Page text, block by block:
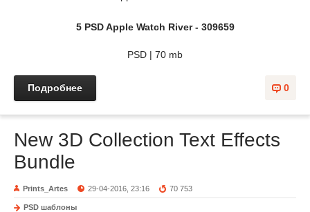
5 PSD Apple Watch River - 309659
PSD | 70 mb
0
Подробнее
New 3D Collection Text Effects
Bundle
Prints_Artes 29-04-2016, 23:16 70 753
PSD шаблоны